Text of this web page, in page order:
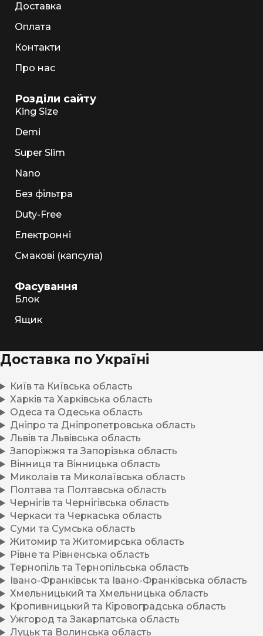
Доставка
Оплата
Контакти
Про нас
Розділи сайту
King Size
Demi
Super Slim
Nano
Без фільтра
Duty-Free
Електронні
Смакові (капсула)
Фасування
Блок
Ящик
Доставка по Україні
Київ та Київська область
Харків та Харківська область
Одеса та Одеська область
Дніпро та Дніпропетровська область
Львів та Львівська область
Запоріжжя та Запорізька область
Вінниця та Вінницька область
Миколаїв та Миколаївська область
Полтава та Полтавська область
Чернігів та Чернігівська область
Черкаси та Черкаська область
Суми та Сумська область
Житомир та Житомирська область
Рівне та Рівненська область
Тернопіль та Тернопільська область
Івано-Франківськ та Івано-Франківська область
Хмельницький та Хмельницька область
Кропивницький та Кіровоградська область
Ужгород та Закарпатська область
Луцьк та Волинська область